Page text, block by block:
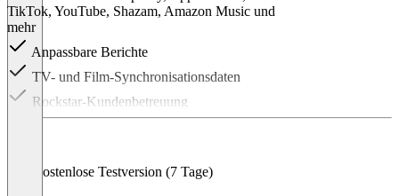
TikTok, YouTube, Shazam, Amazon Music und
mehr
Anpassbare Berichte
TV- und Film-Synchronisationsdaten
Rockstar-Kundenbetreuung
Kostenlose Testversion (7 Tage)